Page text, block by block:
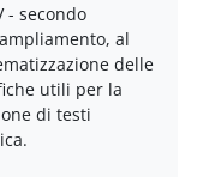
- secondo
al
delle
utili per la
di testi